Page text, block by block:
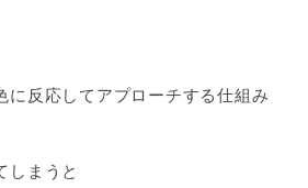
に反応してアプローチする仕組み
しまうと